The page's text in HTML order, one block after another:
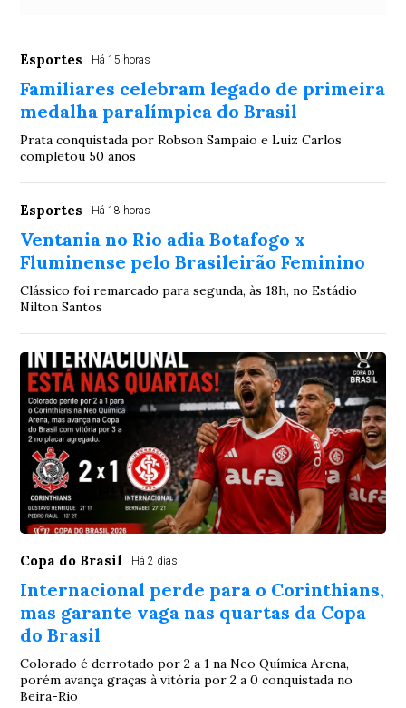
Esportes Há 15 horas
Familiares celebram legado de primeira
medalha paralímpica do Brasil
Prata conquistada por Robson Sampaio e Luiz Carlos
completou 50 anos
Esportes Há 18 horas
Ventania no Rio adia Botafogo x
Fluminense pelo Brasileirão Feminino
Clássico foi remarcado para segunda, às 18h, no Estádio
Nilton Santos
Copa do Brasil Há 2 dias
Internacional perde para o Corinthians,
mas garante vaga nas quartas da Copa
do Brasil
Colorado é derrotado por 2 a 1 na Neo Química Arena,
porém avança graças à vitória por 2 a 0 conquistada no
Beira-Rio